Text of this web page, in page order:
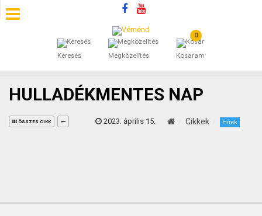
Keresés Megközelítés
0
Kosaram
SZÁLLÁSOK
ÁLTALÁNOS SZERZŐDÉSI FELTÉTELEK
HULLADÉKMENTES NAP
ÖSSZES CIKK 2023. április 15. Cikkek Hírek